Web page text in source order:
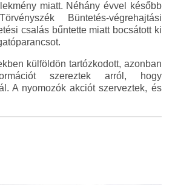
miatt. Néhány évvel később
Büntetés-végrehajtási
csalás bűntette miatt bocsátott ki
külföldön tartózkodott, azonban
szereztek arról, hogy
A nyomozók akciót szerveztek, és